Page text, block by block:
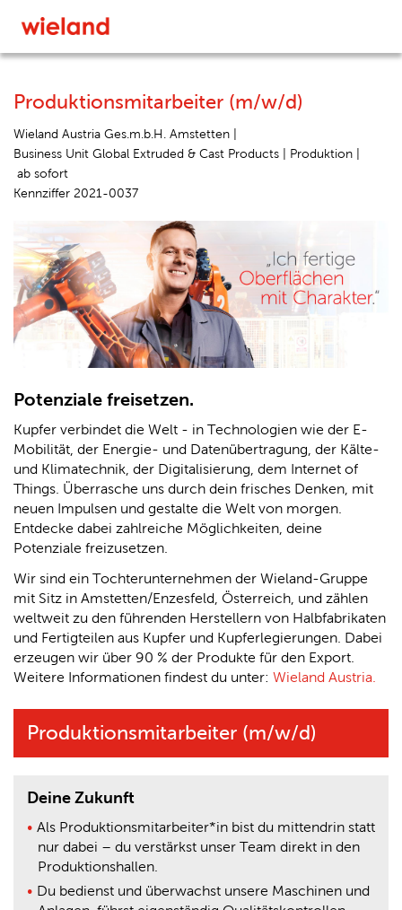
Produktionsmitarbeiter (m/w/d)
Wieland Austria Ges.m.b.H. Amstetten |
Business Unit Global Extruded & Cast Products |
Produktion |
ab sofort
Kennziffer 2021-0037
Potenziale freisetzen.
Kupfer verbindet die Welt - in Technologien wie der E-
Mobilität, der Energie- und Datenübertragung, der Kälte-
und Klimatechnik, der Digitalisierung, dem Internet of
Things. Überrasche uns durch dein frisches Denken, mit
neuen Impulsen und gestalte die Welt von morgen.
Entdecke dabei zahlreiche Möglichkeiten, deine
Potenziale freizusetzen.
Wir sind ein Tochterunternehmen der Wieland-Gruppe
mit Sitz in Amstetten/Enzesfeld, Österreich, und zählen
weltweit zu den führenden Herstellern von Halbfabrikaten
und Fertigteilen aus Kupfer und Kupferlegierungen. Dabei
erzeugen wir über 90 % der Produkte für den Export.
Weitere Informationen findest du unter: Wieland Austria.
Produktionsmitarbeiter (m/w/d)
Deine Zukunft
Als Produktionsmitarbeiter*in bist du mittendrin statt
nur dabei – du verstärkst unser Team direkt in den
Produktionshallen.
Du bedienst und überwachst unsere Maschinen und